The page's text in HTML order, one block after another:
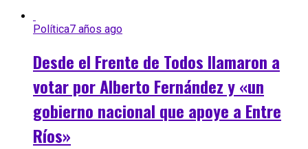
Política7 años ago
Desde el Frente de Todos llamaron a
votar por Alberto Fernández y «un
gobierno nacional que apoye a Entre
Ríos»